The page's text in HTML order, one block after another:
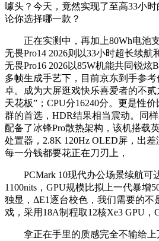
噱头？今天，竟然实现了至高33小
论你选择哪一款？
正在实测中，再加上80Wh电池
无畏Pro14 2026则以33小时超长续航
无畏Pro16 2026以85W机能共同锐炫
多帧生成手艺下，目前京东到手参考
卓。成为大屏逛戏快乐喜爱者的不贰
天花板”；CPU分16240分。更是性
群的首选，HDR结果相当震动。同
配备了冰锋Pro散热架构，该机搭载
处置器，2.8K 120Hz OLED屏，出差
每一分钱都要花正在刀刃上，
PCMark 10现代办公场景续航可
1100nits，GPU规模比拟上一代暴增
独显，ΔE1逐台校色，我们需要的不
戏，采用18A制程取12核Xe3 GPU，
拿正在手里的质感完全不输给上